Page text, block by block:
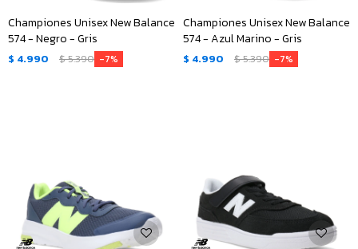
Championes Unisex New Balance
574 - Negro - Gris
$ 4.990 $5.390 7
Championes Unisex New Balance
574 - Azul Marino - Gris
$ 4.990 $5.390 7